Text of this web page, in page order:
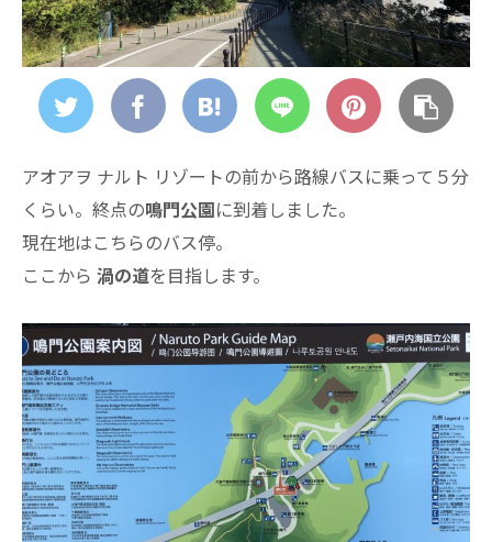
アオアヲ ナルト リゾートの前から路線バスに乗って５分
くらい。終点の鳴門公園に到着しました。
現在地はこちらのバス停。
ここから 渦の道を目指します。